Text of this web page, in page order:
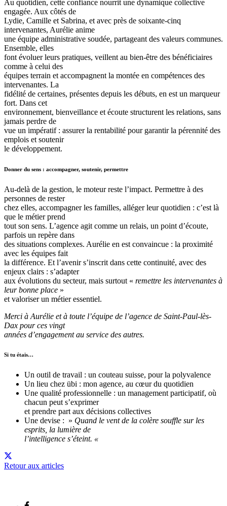
Au quotidien, cette confiance nourrit une dynamique collective
engagée. Aux côtés de
Lydie, Camille et Sabrina, et avec près de soixante-cinq
intervenantes, Aurélie anime
une équipe administrative soudée, partageant des valeurs communes.
Ensemble, elles
font évoluer leurs pratiques, veillent au bien-être des bénéficiaires
comme à celui des
équipes terrain et accompagnent la montée en compétences des
intervenantes. La
fidélité de certaines, présentes depuis les débuts, en est un marqueur
fort. Dans cet
environnement, bienveillance et écoute structurent les relations, sans
jamais perdre de
vue un impératif : assurer la rentabilité pour garantir la pérennité des
emplois et soutenir
le développement.
Donner du sens : accompagner, soutenir, permettre
Au-delà de la gestion, le moteur reste l’impact. Permettre à des
personnes de rester
chez elles, accompagner les familles, alléger leur quotidien : c’est là
que le métier prend
tout son sens. L’agence agit comme un relais, un point d’écoute,
parfois un repère dans
des situations complexes. Aurélie en est convaincue : la proximité
avec les équipes fait
la différence. Et l’avenir s’inscrit dans cette continuité, avec des
enjeux clairs : s’adapter
aux évolutions du secteur, mais surtout « remettre les intervenantes à
leur bonne place »
et valoriser un métier essentiel.
Merci à Aurélie et à toute l’équipe de l’agence de Saint-Paul-lès-
Dax pour ces vingt
années d’engagement au service des autres.
Si tu étais…
Un outil de travail : un couteau suisse, pour la polyvalence
Un lieu chez übi : mon agence, au cœur du quotidien
Une qualité professionnelle : un management participatif, où
chacun peut s’exprimer
et prendre part aux décisions collectives
Une devise : » Quand le vent de la colère souffle sur les
esprits, la lumière de
l’intelligence s’éteint. «
Retour aux articles